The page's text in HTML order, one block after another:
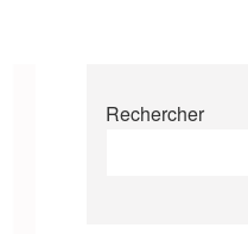
Rechercher